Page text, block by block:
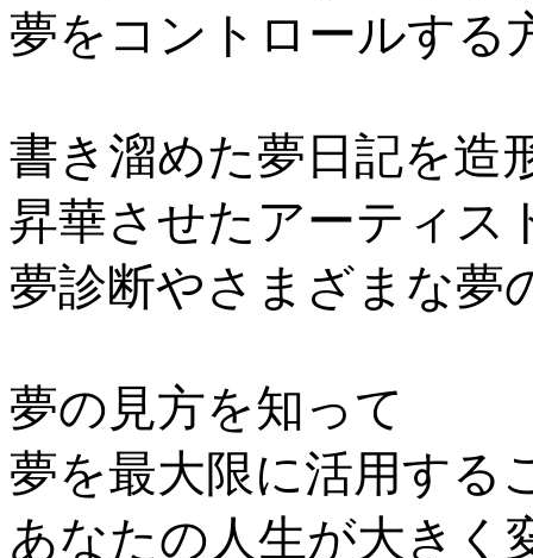
夢をコントロールする
書き溜めた夢日記を造
昇華させたアーティス
夢診断やさまざまな夢
夢の見方を知って
夢を最大限に活用する
あなたの人生が大きく